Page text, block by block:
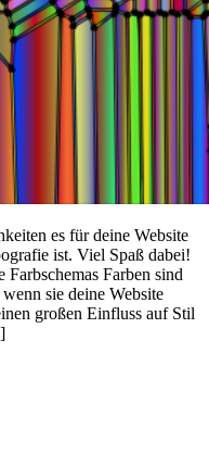
es für deine Website
ist. Viel Spaß dabei!
Farben sind
sie deine Website
großen Einfluss auf Stil